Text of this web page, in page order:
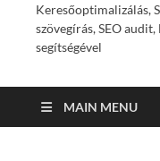
Keresőoptimalizálás,
szövegírás, SEO
segítségével
MAIN MENU